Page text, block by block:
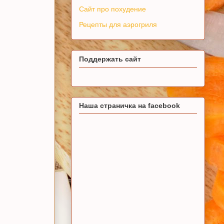
Сайт про похудение
Рецепты для аэрогриля
Поддержать сайт
Наша страничка на facebook